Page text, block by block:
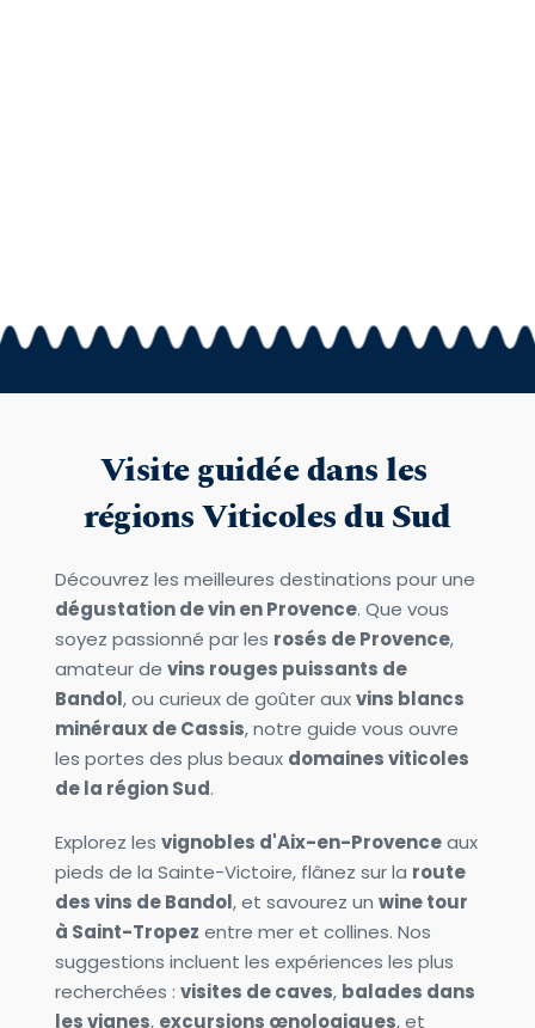
Visite guidée dans les
régions Viticoles du Sud
dégustation de vin en Provence. Que vous
soyez passionné par les rosés de Provence,
amateur de vins rouges puissants de
Bandol, ou curieux de goûter aux vins blancs
minéraux de Cassis, notre guide vous ouvre
les portes des plus beaux domaines viticoles
de la région Sud.
Explorez les vignobles d'Aix-en-Provence aux
pieds de la Sainte-Victoire, flânez sur la route
des vins de Bandol, et savourez un wine tour
à Saint-Tropez entre mer et collines. Nos
suggestions incluent les expériences les plus
recherchées : visites de caves, balades dans
les vignes, excursions œnologiques